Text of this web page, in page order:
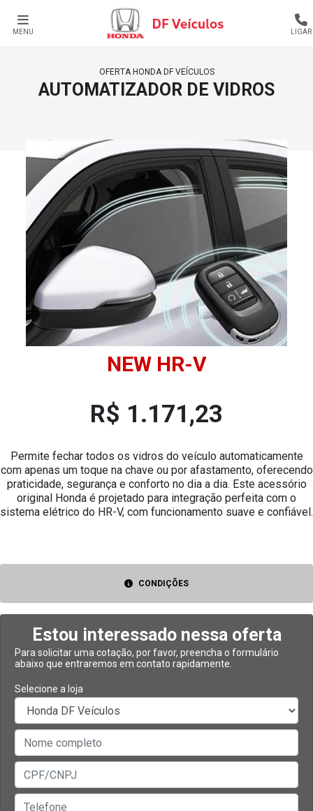
MENU LIGAR
OFERTA HONDA DF VEÍCULOS
AUTOMATIZADOR DE VIDROS
NEW HR-V
R$ 1.171,23
Permite fechar todos os vidros do veículo automaticamente
com apenas um toque na chave ou por afastamento, oferecendo
praticidade, segurança e conforto no dia a dia. Este acessório
original Honda é projetado para integração perfeita com o
sistema elétrico do HR-V, com funcionamento suave e confiável.
CONDIÇÕES
Estou interessado nessa oferta
Para solicitar uma cotação, por favor, preencha o formulário
abaixo que entraremos em contato rapidamente.
Selecione a loja